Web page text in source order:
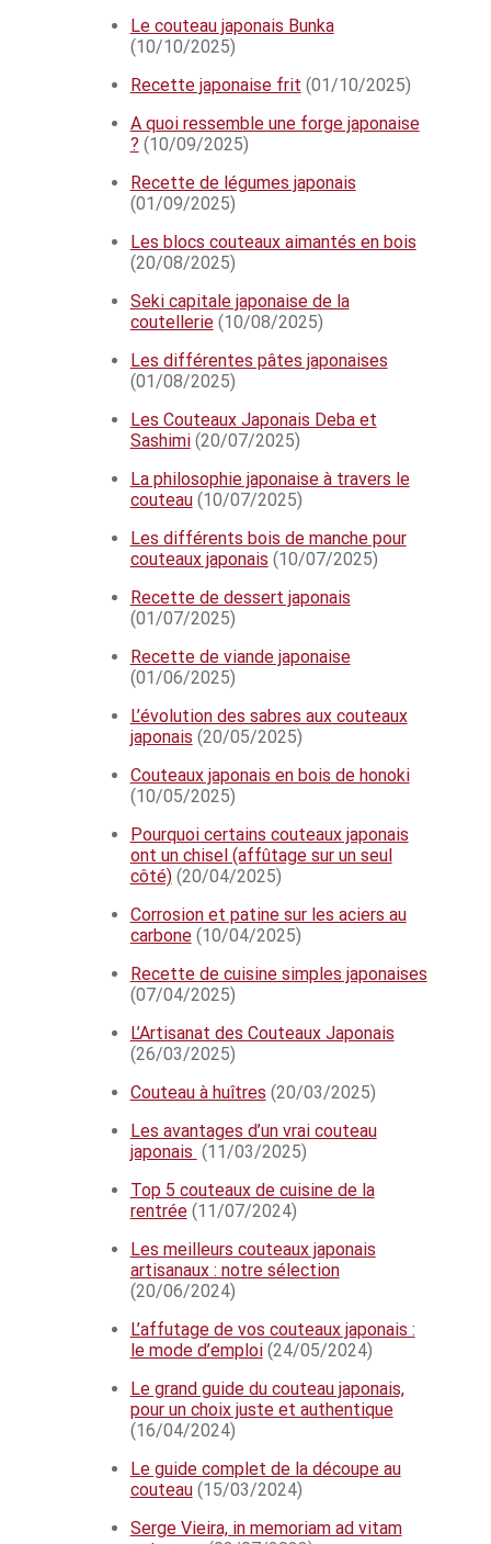
Le couteau japonais Bunka
(10/10/2025)
Recette japonaise frit (01/10/2025)
A quoi ressemble une forge japonaise
? (10/09/2025)
Recette de légumes japonais
(01/09/2025)
Les blocs couteaux aimantés en bois
(20/08/2025)
Seki capitale japonaise de la
coutellerie(10/08/2025)
Les différentes pâtes japonaises
(01/08/2025)
Les Couteaux Japonais Deba et
Sashimi(20/07/2025)
La philosophie japonaise à travers le
couteau(10/07/2025)
Les différents bois de manche pour
couteaux japonais (10/07/2025)
Recette de dessert japonais
(01/07/2025)
Recette de viande japonaise
(01/06/2025)
L’évolution des sabres aux couteaux
japonais (20/05/2025)
Couteaux japonais en bois de honoki
(10/05/2025)
Pourquoi certains couteaux japonais
ont un chisel (affûtage sur un seul
côté)(20/04/2025)
Corrosion et patine sur les aciers au
carbone(10/04/2025)
Recette de cuisine simples japonaises
(07/04/2025)
L’Artisanat des Couteaux Japonais
(26/03/2025)
Couteau à huîtres (20/03/2025)
Les avantages d’un vrai couteau
japonais (11/03/2025)
Top 5 couteaux de cuisine de la
rentrée(11/07/2024)
Les meilleurs couteaux japonais
artisanaux : notre sélection
(20/06/2024)
L’affutage de vos couteaux japonais :
le mode d’emploi(24/05/2024)
Le grand guide du couteau japonais,
pour un choix juste et authentique
(16/04/2024)
Le guide complet de la découpe au
couteau(15/03/2024)
Serge Vieira, in memoriam ad vitam